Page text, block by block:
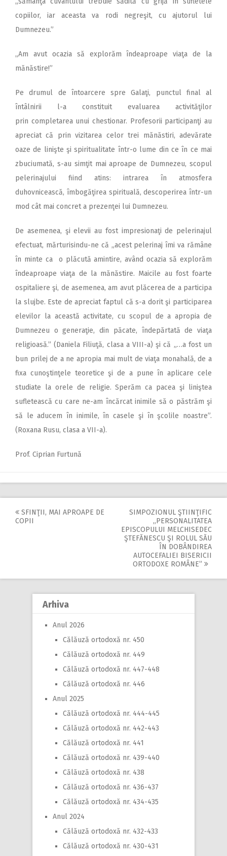
copiilor, iar aceasta va rodi negreşit, cu ajutorul lui
Dumnezeu.”
„Am avut ocazia să explorăm îndeaproape viaţa de la
mănăstire!”
Pe drumul de întoarcere spre Galaţi, punctul final al
întâlnirii l-a constituit evaluarea activităţilor
prin completarea unui chestionar. Profesorii participanţi au
apreciat că prin vizitarea celor trei mănăstiri, adevărate
oaze de linişte şi spiritualitate într-o lume din ce în ce mai
zbuciumată, s-au simţit mai aproape de Dumnezeu, scopul
pelerinajului fiind atins: intrarea în atmosfera
duhovnicească, îmbogăţirea spirituală, descoperirea într-un
mod cât mai concret a prezenţei lui Dumnezeu.
De asemenea, şi elevii au fost impresionaţi de pelerinajul
efectuat, mărturisindu-ne că „acest pelerinaj îmi va rămâne
în minte ca o plăcută amintire, având ocazia să explorăm
îndeaproape viaţa de la mănăstire. Maicile au fost foarte
ospitaliere şi, de asemenea, am avut plăcerea de a participa
la slujbe. Este de apreciat faptul că s-a dorit şi participarea
elevilor la această activitate, cu scopul de a apropia de
Dumnezeu o generaţie, din păcate, îndepărtată de viaţa
religioasă.” (Daniela Filiuţă, clasa a VIII-a) şi că „…a fost un
bun prilej de a ne apropia mai mult de viaţa monahală, de a
fixa cunoştinţele teoretice şi de a pune în aplicare cele
studiate la orele de religie. Sperăm ca pacea şi liniştea
sufletească cu care ne-am încărcat inimile să o păstrăm şi
să le aducem în inimile, în casele şi în şcolile noastre”.
(Roxana Rusu, clasa a VII-a).
Prof. Ciprian Furtună
Post
SFINŢII, MAI APROAPE DE
COPII
SIMPOZIONUL ŞTIINŢIFIC
,,PERSONALITATEA
EPISCOPULUI MELCHISEDEC
ŞTEFĂNESCU ŞI ROLUL SĂU
ÎN DOBÂNDIREA
AUTOCEFALIEI BISERICII
ORTODOXE ROMÂNE”
Arhiva
Anul 2026
Călăuză ortodoxă nr. 450
Călăuză ortodoxă nr. 449
Călăuză ortodoxă nr. 447-448
Călăuză ortodoxă nr. 446
Anul 2025
Călăuză ortodoxă nr. 444-445
Călăuză ortodoxă nr. 442-443
Călăuză ortodoxă nr. 441
Călăuză ortodoxă nr. 439-440
Călăuză ortodoxă nr. 438
Călăuză ortodoxă nr. 436-437
Călăuză ortodoxă nr. 434-435
Anul 2024
Călăuză ortodoxă nr. 432-433
Călăuză ortodoxă nr. 430-431